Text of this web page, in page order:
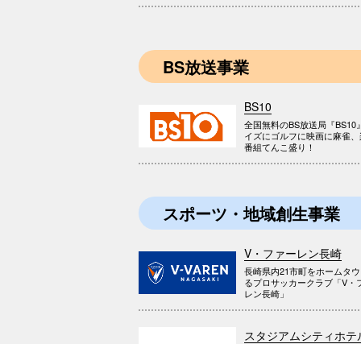
BS放送事業
BS10
全国無料のBS放送局『BS10
イズにゴルフに映画に麻雀
番組てんこ盛り！
スポーツ・地域創生事業
V・ファーレン長崎
長崎県内21市町をホームタ
るプロサッカークラブ「V・
レン長崎」
スタジアムシティホテ